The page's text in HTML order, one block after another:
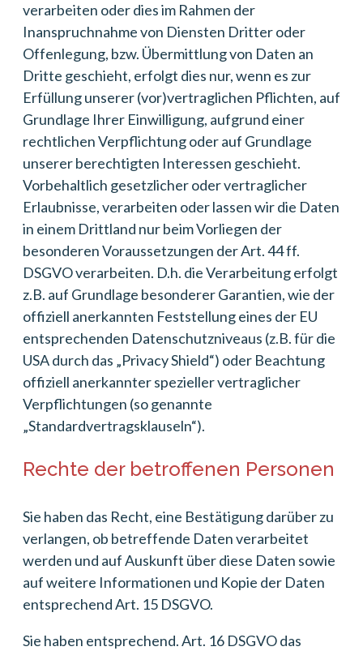
verarbeiten oder dies im Rahmen der
Inanspruchnahme von Diensten Dritter oder
Offenlegung, bzw. Übermittlung von Daten an
Dritte geschieht, erfolgt dies nur, wenn es zur
Erfüllung unserer (vor)vertraglichen Pflichten, auf
Grundlage Ihrer Einwilligung, aufgrund einer
rechtlichen Verpflichtung oder auf Grundlage
unserer berechtigten Interessen geschieht.
Vorbehaltlich gesetzlicher oder vertraglicher
Erlaubnisse, verarbeiten oder lassen wir die Daten
in einem Drittland nur beim Vorliegen der
besonderen Voraussetzungen der Art. 44 ff.
DSGVO verarbeiten. D.h. die Verarbeitung erfolgt
z.B. auf Grundlage besonderer Garantien, wie der
offiziell anerkannten Feststellung eines der EU
entsprechenden Datenschutzniveaus (z.B. für die
USA durch das „Privacy Shield“) oder Beachtung
offiziell anerkannter spezieller vertraglicher
Verpflichtungen (so genannte
„Standardvertragsklauseln“).
Rechte der betroffenen Personen
Sie haben das Recht, eine Bestätigung darüber zu
verlangen, ob betreffende Daten verarbeitet
werden und auf Auskunft über diese Daten sowie
auf weitere Informationen und Kopie der Daten
entsprechend Art. 15 DSGVO.
Sie haben entsprechend. Art. 16 DSGVO das